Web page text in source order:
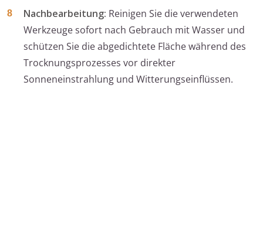
Nachbearbeitung: Reinigen Sie die verwendeten
Werkzeuge sofort nach Gebrauch mit Wasser und
schützen Sie die abgedichtete Fläche während des
Trocknungsprozesses vor direkter
Sonneneinstrahlung und Witterungseinflüssen.